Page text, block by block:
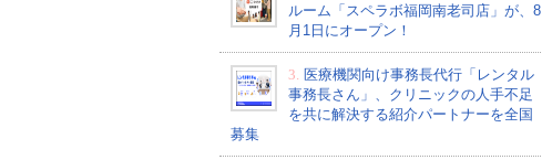
ルーム「スペラボ福岡南老司店」が、8
月1日にオープン！
3. 医療機関向け事務長代行「レンタル
事務長さん」、クリニックの人手不足
を共に解決する紹介パートナーを全国
募集